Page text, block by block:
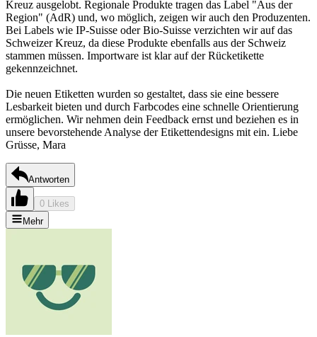
Kreuz ausgelobt. Regionale Produkte tragen das Label "Aus der
Region" (AdR) und, wo möglich, zeigen wir auch den Produzenten.
Bei Labels wie IP-Suisse oder Bio-Suisse verzichten wir auf das
Schweizer Kreuz, da diese Produkte ebenfalls aus der Schweiz
stammen müssen. Importware ist klar auf der Rücketikette
gekennzeichnet.
Die neuen Etiketten wurden so gestaltet, dass sie eine bessere
Lesbarkeit bieten und durch Farbcodes eine schnelle Orientierung
ermöglichen. Wir nehmen dein Feedback ernst und beziehen es in
unsere bevorstehende Analyse der Etikettendesigns mit ein. Liebe
Grüsse, Mara
Antworten
0 Likes
Mehr